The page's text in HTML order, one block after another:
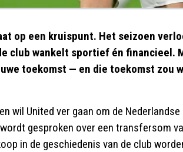
op een kruispunt. Het seizoen
club wankelt sportief én financieel.
toekomst — en die toekomst zou
wil United ver gaan om de
gesproken over een transfersom
in de geschiedenis van de club